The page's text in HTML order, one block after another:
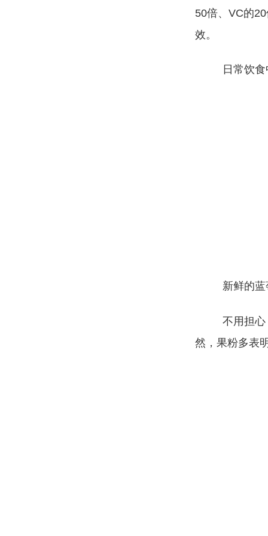
50倍、VC的
效。
日常饮
新鲜的
不用担
然，果粉多表